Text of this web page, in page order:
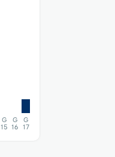
G
15
G
16
G
17